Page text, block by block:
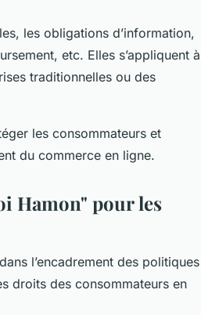
les obligations d’information,
etc. Elles s’appliquent à
traditionnelles ou des
les consommateurs et
du commerce en ligne.
Hamon" pour les
l’encadrement des politiques
droits des consommateurs en